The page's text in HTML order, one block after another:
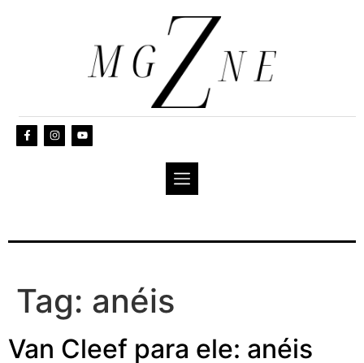
Tag: anéis
Van Cleef para ele: anéis